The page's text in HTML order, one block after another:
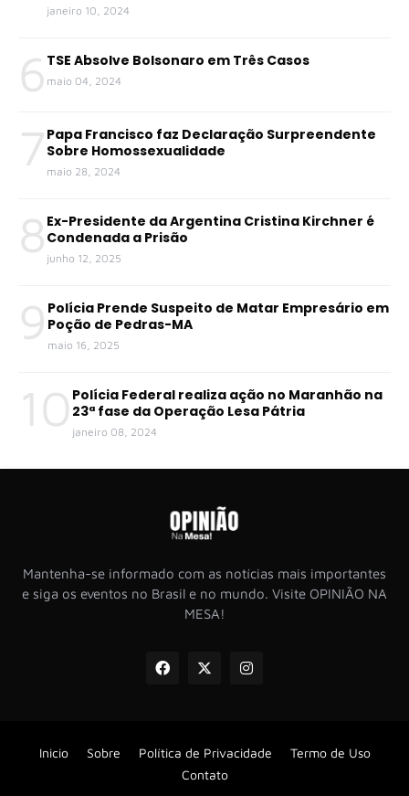
janeiro 10, 2024
6 TSE Absolve Bolsonaro em Três Casos
maio 04, 2024
7 Papa Francisco faz Declaração Surpreendente
Sobre Homossexualidade
maio 28, 2024
8 Ex-Presidente da Argentina Cristina Kirchner é
Condenada a Prisão
junho 12, 2025
9 Polícia Prende Suspeito de Matar Empresário em
Poção de Pedras-MA
maio 16, 2025
10 Polícia Federal realiza ação no Maranhão na
23ª fase da Operação Lesa Pátria
janeiro 08, 2024
Mantenha-se informado com as notícias mais importantes
e siga os eventos no Brasil e no mundo. Visite OPINIÃO NA
MESA!
Inicio Sobre Política de Privacidade
Termo de Uso
Contato